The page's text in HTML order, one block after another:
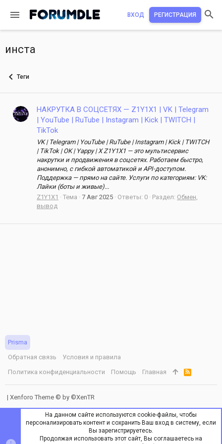
ВХОД РЕГИСТРАЦИЯ
инста
Теги
НАКРУТКА В СОЦСЕТЯХ — Z1Y1X1 | VK | Telegram
| YouTube | RuTube | Instagram | Kick | TWITCH |
TikTok
VK | Telegram | YouTube | RuTube | Instagram | Kick | TWITCH
| TikTok | OK | Yappy | X Z1Y1X1 — это мультисервис
накрутки и продвижения в соцсетях. Работаем быстро,
анонимно, с гибкой автоматикой и API-доступом.
Поддержка — прямо на сайте. Услуги по категориям: VK:
Лайки (боты и живые)...
Z1Y1X1
Тема 7 Авг 2025 Ответы: 0 Раздел: Обмен,
вывод
Prisma
Обратная связь
Условия и правила
Политика конфиденциальности
Помощь Главная
R
S
S
| Xenforo Theme © by ©XenTR
На данном сайте используются cookie-файлы, чтобы
персонализировать контент и сохранить Ваш вход в систему, если
Вы зарегистрируетесь.
Продолжая использовать этот сайт, Вы соглашаетесь на